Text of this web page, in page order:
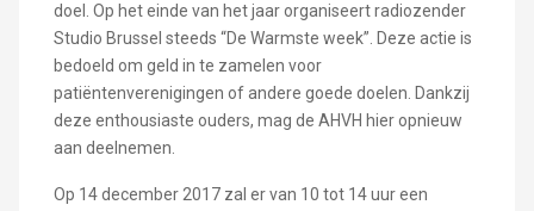
doel. Op het einde van het jaar organiseert radiozender
Studio Brussel steeds “De Warmste week”. Deze actie is
bedoeld om geld in te zamelen voor
patiëntenverenigingen of andere goede doelen. Dankzij
deze enthousiaste ouders, mag de AHVH hier opnieuw
aan deelnemen.
Op 14 december 2017 zal er van 10 tot 14 uur een